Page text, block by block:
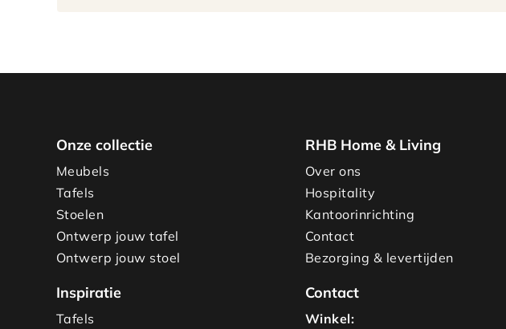
Onze collectie
Meubels
Tafels
Stoelen
Ontwerp jouw tafel
Ontwerp jouw stoel
Inspiratie
Tafels
RHB Home & Living
Over ons
Hospitality
Kantoorinrichting
Contact
Bezorging & levertijden
Contact
Winkel: